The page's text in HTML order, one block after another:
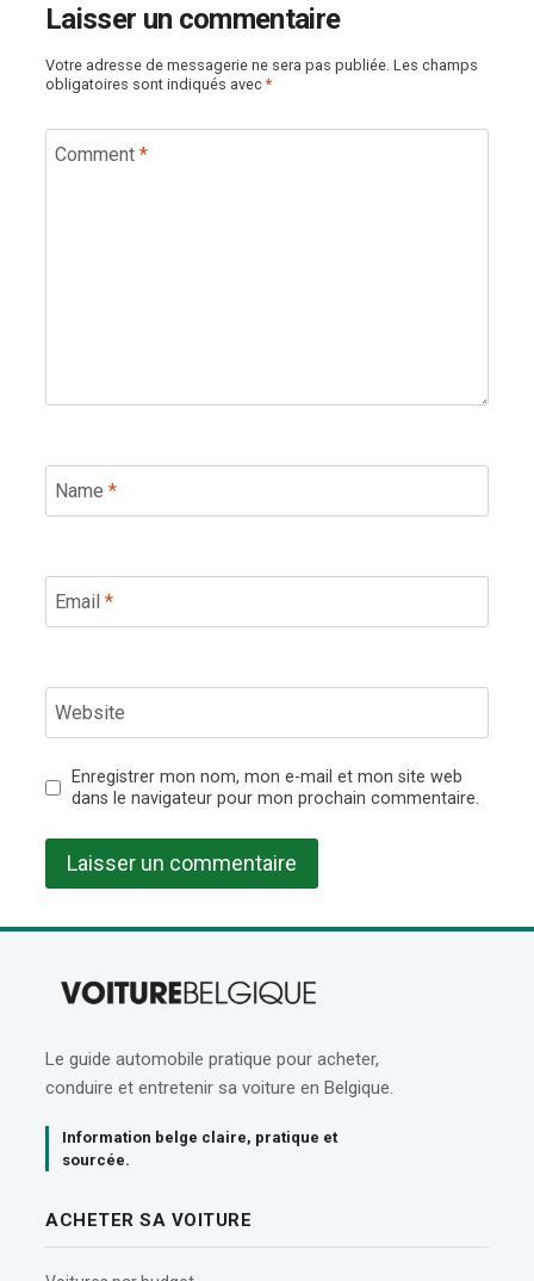
Laisser un commentaire
Votre adresse de messagerie ne sera pas publiée. Les champs
obligatoires sont indiqués avec*
Comment *
Name *
Email *
Website
Enregistrer mon nom, mon e-mail et mon site web
dans le navigateur pour mon prochain commentaire.
Le guide automobile pratique pour acheter,
conduire et entretenir sa voiture en Belgique.
Information belge claire, pratique et
sourcée.
ACHETER SA VOITURE